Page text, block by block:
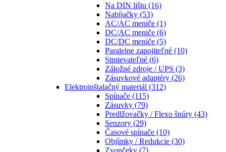
Na DIN lištu (16)
Nabíjačky (53)
AC/AC meniče (1)
DC/AC meniče (6)
DC/DC meniče (5)
Paralelne zapojiteľné (10)
Stmievateľné (6)
Záložné zdroje / UPS (3)
Zásuvkové adaptéry (26)
Elektroinštalačný materiál (312)
Spínače (115)
Zásuvky (79)
Predlžovačky / Flexo šnúry (43)
Senzory (29)
Časové spínače (10)
Objímky / Redukcie (30)
Zvončeky (7)